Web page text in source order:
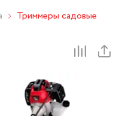
Триммеры садовые